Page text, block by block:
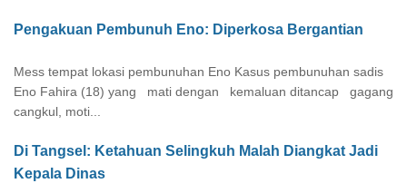
Pengakuan Pembunuh Eno: Diperkosa Bergantian
Mess tempat lokasi pembunuhan Eno Kasus pembunuhan sadis
Eno Fahira (18) yang mati dengan kemaluan ditancap gagang
cangkul, moti...
Di Tangsel: Ketahuan Selingkuh Malah Diangkat Jadi
Kepala Dinas